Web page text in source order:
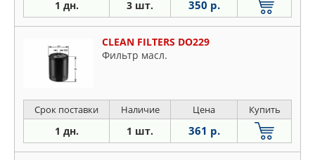
1 дн. 3 шт. 350 р.
CLEAN FILTERS DO229
Фильтр масл.
Срок поставки Наличие Цена Купить
1 дн. 1 шт. 361 р.